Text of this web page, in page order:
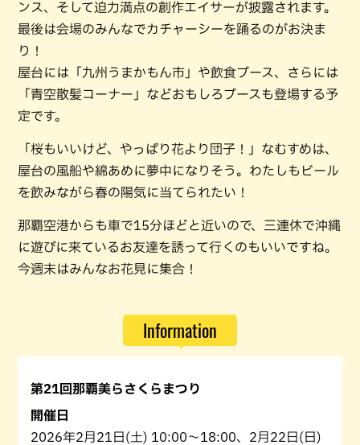
ンス、そして迫力満点の創作エイサーが披露されます。
最後は会場のみんなでカチャーシーを踊るのがお決ま
り！
屋台には「九州うまかもん市」や飲食ブース、さらには
「青空散髪コーナー」などおもしろブースも登場する予
定です。
「桜もいいけど、やっぱり花より団子！」なむすめは、
屋台の風船や綿あめに夢中になりそう。わたしもビール
を飲みながら春の陽気に当てられたい！
那覇空港からも車で15分ほどと近いので、三連休で沖縄
に遊びに来ているお友達を誘って行くのもいいですね。
今週末はみんなお花見に集合！
Information
第21回那覇美らさくらまつり
開催日
2026年2月21日(土) 10:00～18:00、2月22日(日)